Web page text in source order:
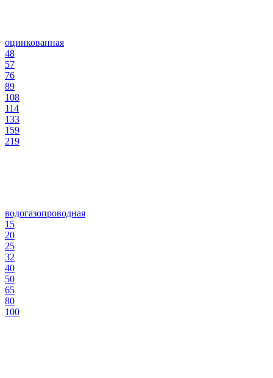
оцинкованная
48
57
76
89
108
114
133
159
219
водогазопроводная
15
20
25
32
40
50
65
80
100